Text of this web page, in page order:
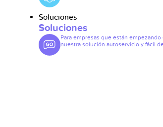
Soluciones
Soluciones
Para empresas que están
nuestra solución autoservicio y fácil